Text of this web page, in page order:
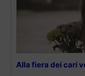
Alla fiera dei cari